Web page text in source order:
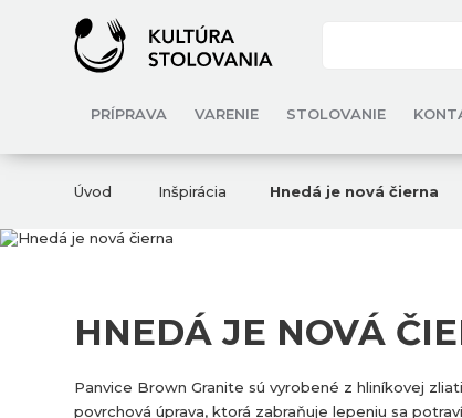
PRÍPRAVA VARENIE STOLOVANIE
Úvod Inšpirácia Hnedá je nová čierna
HNEDÁ JE NOVÁ
Panvice Brown Granite sú vyrobené z hliníkovej
povrchová úprava, ktorá zabraňuje lepeniu sa